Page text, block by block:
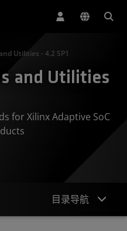
Utilities - 4.2 SP1
and Utilities
for Xilinx Adaptive SoC
目录导航